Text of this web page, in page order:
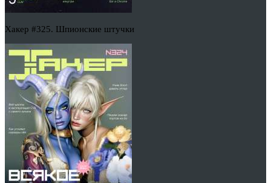
Хакер #325. Шпионские штучки